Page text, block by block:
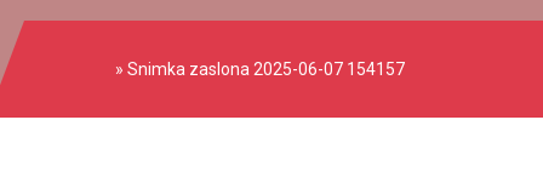
» Snimka zaslona 2025-06-07 154157